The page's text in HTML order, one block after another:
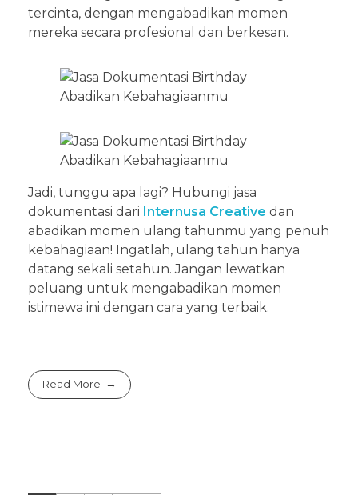
tercinta, dengan mengabadikan momen
mereka secara profesional dan berkesan.
Jadi, tunggu apa lagi? Hubungi jasa
dokumentasi dari Internusa Creative dan
abadikan momen ulang tahunmu yang penuh
kebahagiaan! Ingatlah, ulang tahun hanya
datang sekali setahun. Jangan lewatkan
peluang untuk mengabadikan momen
istimewa ini dengan cara yang terbaik.
Read More